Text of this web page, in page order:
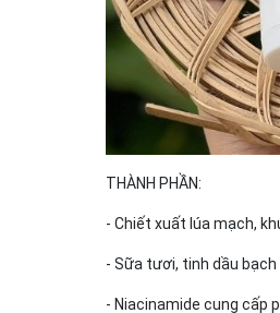
THÀNH PHẦN:
- Chiết xuất lúa mạch,
- Sữa tươi, tinh dầu
- Niacinamide cung cấp